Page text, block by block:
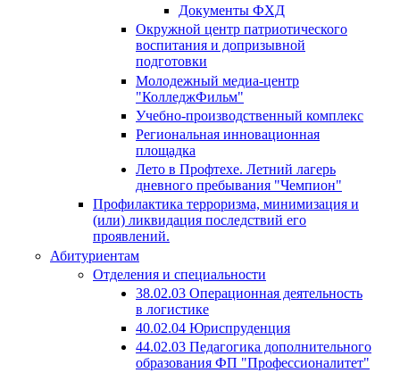
Документы ФХД
Окружной центр патриотического
воспитания и допризывной
подготовки
Молодежный медиа-центр
"КолледжФильм"
Учебно-производственный комплекс
Региональная инновационная
площадка
Лето в Профтехе. Летний лагерь
дневного пребывания "Чемпион"
Профилактика терроризма, минимизация и
(или) ликвидация последствий его
проявлений.
Абитуриентам
Отделения и специальности
38.02.03 Операционная деятельность
в логистике
40.02.04 Юриспруденция
44.02.03 Педагогика дополнительного
образования ФП "Профессионалитет"